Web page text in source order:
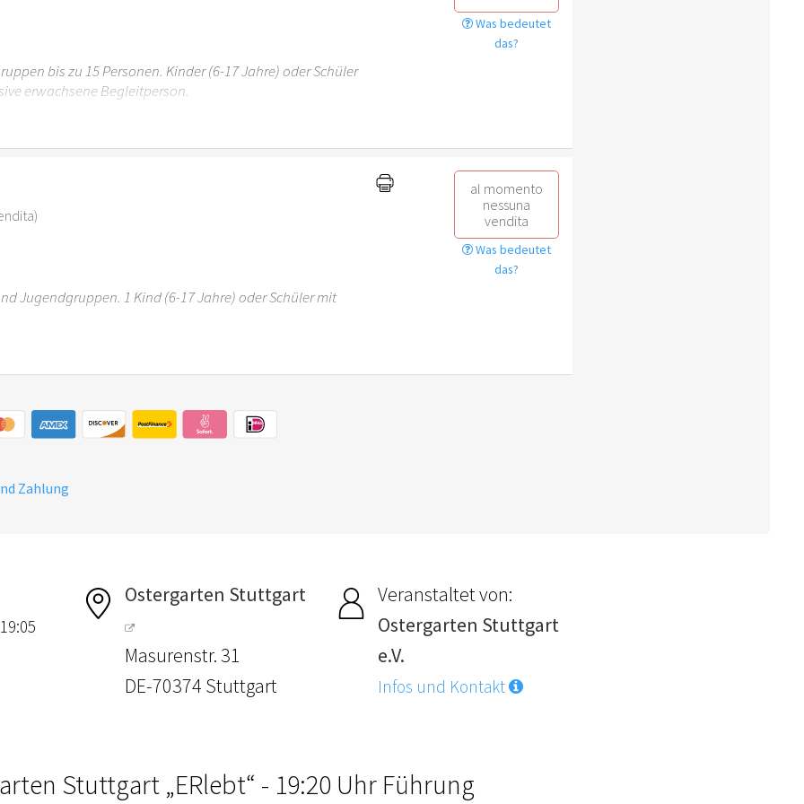
Was bedeutet
das?
bis zu 15 Personen. Kinder (6-17 Jahre) oder Schüler
erwachsene Begleitperson.
6 Jahren ist der Ostergarten Stuttgart nicht
al momento
nessuna
vendita
Was bedeutet
das?
Jugendgruppen. 1 Kind (6-17 Jahre) oder Schüler mit
6 Jahren ist der Ostergarten Stuttgart nicht
Zahlung
Ostergarten Stuttgart
Masurenstr. 31
DE-70374 Stuttgart
Veranstaltet von:
Ostergarten Stuttgart
e.V.
Infos und Kontakt
Stuttgart „ERlebt“ - 19:20 Uhr Führung